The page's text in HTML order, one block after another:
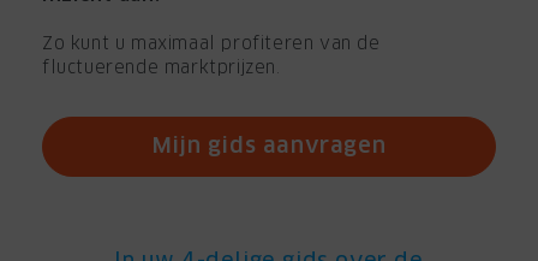
Zo kunt u maximaal profiteren van de
fluctuerende marktprijzen.
Mijn gids aanvragen